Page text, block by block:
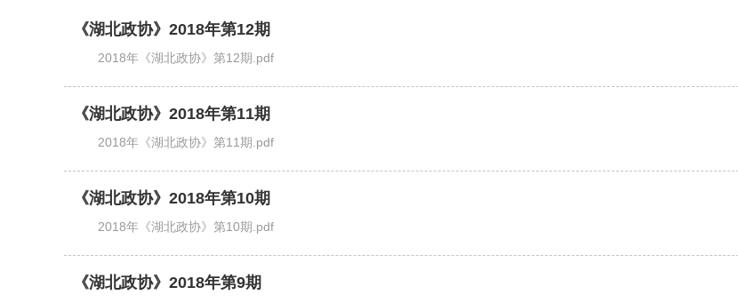
《湖北政协》2018年第12期
2018年《湖北政协》第12期.pdf
《湖北政协》2018年第11期
2018年《湖北政协》第11期.pdf
《湖北政协》2018年第10期
2018年《湖北政协》第10期.pdf
《湖北政协》2018年第9期